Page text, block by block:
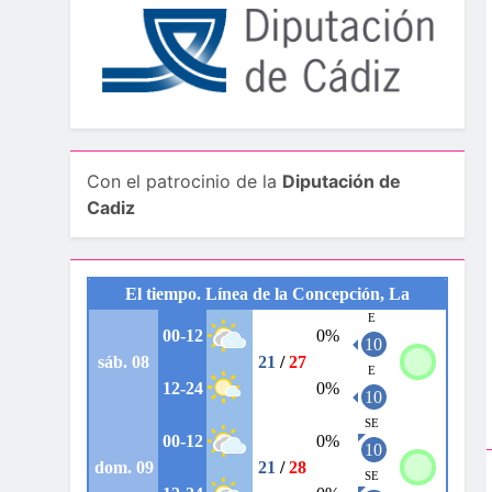
Con el patrocinio de la Diputación de
Cadiz